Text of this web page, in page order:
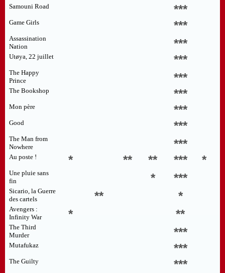
Samouni Road ***
Game Girls ***
Assassination
Nation
***
Utøya, 22 juillet ***
The Happy
Prince
***
The Bookshop ***
Mon père ***
Good ***
The Man from
Nowhere
***
Au poste ! * ** ** *** *
Une pluie sans
fin
* ***
Sicario, la Guerre
des cartels
** *
Avengers :
Infinity War
* **
The Third
Murder
***
Mutafukaz ***
The Guilty ***